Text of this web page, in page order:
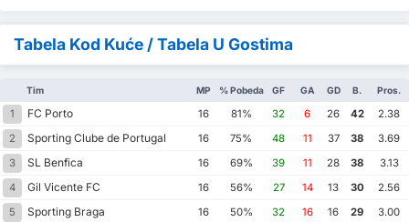
Tabela Kod Kuće / Tabela U Gostima
Tim MP % Pobeda GF GA GD B. Pros.
1 FC Porto 16 81% 32 6 26 42
2.38
2
Sporting Clube de Portugal 16 75% 48 11 37 38
3.69
3
SL Benfica 16 69% 39 11 28 38
3.13
4
Gil Vicente FC 16 56% 27 14 13 30
2.56
5
Sporting Braga 16 50% 32 16 16 29
3.00